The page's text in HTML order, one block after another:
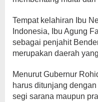
Tempat kelahiran Ibu
Indonesia, Ibu Agung
sebagai penjahit
merupakan daerah
Menurut Gubernur
harus ditunjang
segi sarana maupun